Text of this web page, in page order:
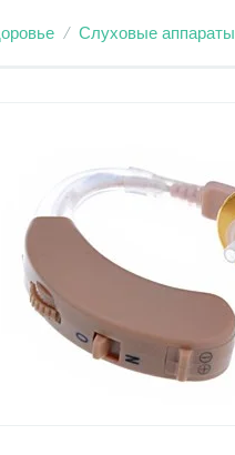
Слуховые аппараты